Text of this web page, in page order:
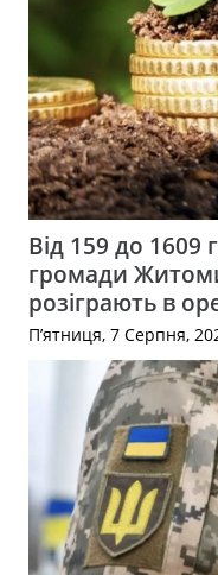
Від 159 до 1609
громади
розіграють в
П’ятниця, 7 Серпня,